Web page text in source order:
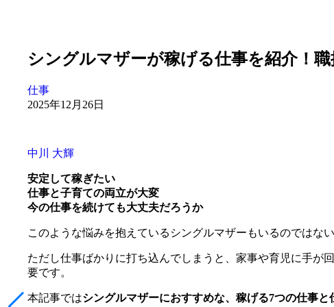
シングルマザーが稼げる仕事を紹介！
仕事
2025年12月26日
中川 大輝
安定して稼ぎたい
仕事と子育ての両立が大変
今の仕事を続けても大丈夫だろうか
このような悩みを抱えているシングルマザーもいるのではな
ただし仕事ばかりに打ち込んでしまうと、家事や育児に手が
要です。
本記事ではシングルマザーにおすすめな、稼げる7つの仕事と